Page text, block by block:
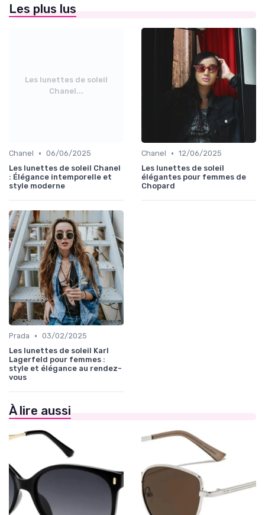
Les plus lus
Les lunettes de soleil
Chanel...
Chanel • 06/06/2025
Les lunettes de soleil Chanel
: Élégance intemporelle et
style moderne
Chanel • 12/06/2025
Les lunettes de soleil
élégantes pour femmes de
Chopard
Prada • 03/02/2025
Les lunettes de soleil Karl
Lagerfeld pour femmes :
style et élégance au rendez-
vous
À lire aussi